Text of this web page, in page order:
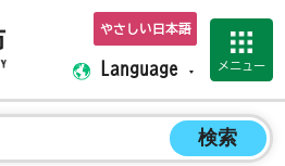
那須烏山市ホーム
やさしい日本語
Language メニュー